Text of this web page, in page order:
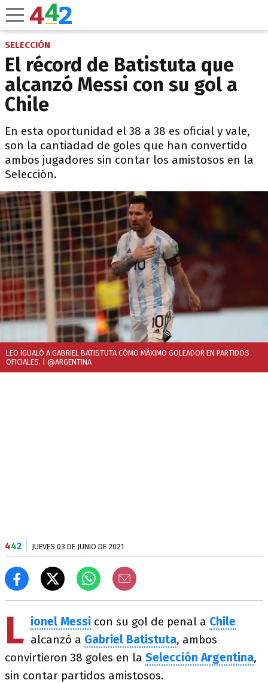
SELECCIÓN
El récord de Batistuta que
alcanzó Messi con su gol a
Chile
En esta oportunidad el 38 a 38 es oficial y vale,
son la cantiadad de goles que han convertido
ambos jugadores sin contar los amistosos en la
Selección.
LEO IGUALÓ A GABRIEL BATISTUTA CÓMO MÁXIMO GOLEADOR EN PARTIDOS
OFICIALES. | @ARGENTINA
442 JUEVES 03 DE JUNIO DE 2021
L ionel Messi con su gol de penal a Chile
alcanzó a Gabriel Batistuta, ambos
convirtieron 38 goles en la Selección Argentina,
sin contar partidos amistosos.